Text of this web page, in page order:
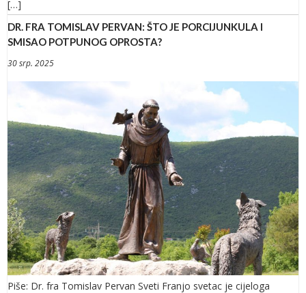
[…]
DR. FRA TOMISLAV PERVAN: ŠTO JE PORCIJUNKULA I
SMISAO POTPUNOG OPROSTA?
30 srp. 2025
Piše: Dr. fra Tomislav Pervan Sveti Franjo svetac je cijeloga